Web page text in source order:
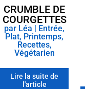
CRUMBLE DE
COURGETTES
par Léa | Entrée,
Plat, Printemps,
Recettes,
Végétarien
Lire la suite de
l'article